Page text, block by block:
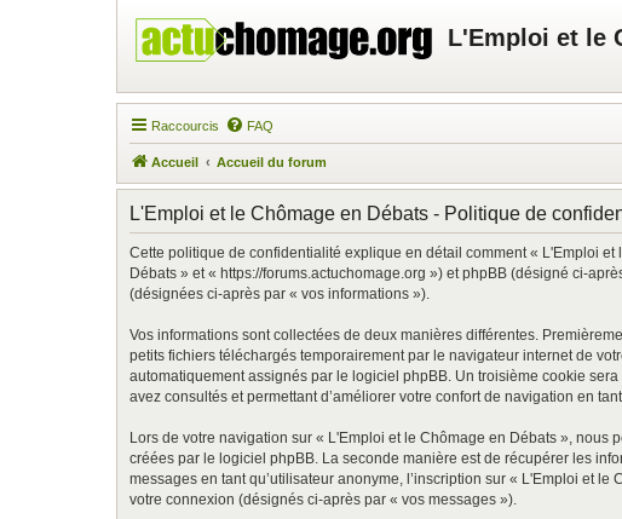
L'Emploi et le
Raccourcis FAQ
Accueil Accueil du forum
L'Emploi et le Chômage en Débats - Politique de
Cette politique de confidentialité explique en détail comment « L'Emploi
Débats » et « https://forums.actuchomage.org ») et phpBB (désigné ci-
(désignées ci-après par « vos informations »).
Vos informations sont collectées de deux manières différentes.
petits fichiers téléchargés temporairement par le navigateur internet de
automatiquement assignés par le logiciel phpBB. Un troisième cookie
avez consultés et permettant d’améliorer votre confort de navigation en
Lors de votre navigation sur « L'Emploi et le Chômage en Débats »,
créées par le logiciel phpBB. La seconde manière est de récupérer les
messages en tant qu’utilisateur anonyme, l’inscription sur « L'Emploi et
votre connexion (désignés ci-après par « vos messages »).